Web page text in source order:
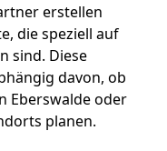
erstellen
die speziell auf
sind. Diese
davon, ob
Eberswalde oder
planen.